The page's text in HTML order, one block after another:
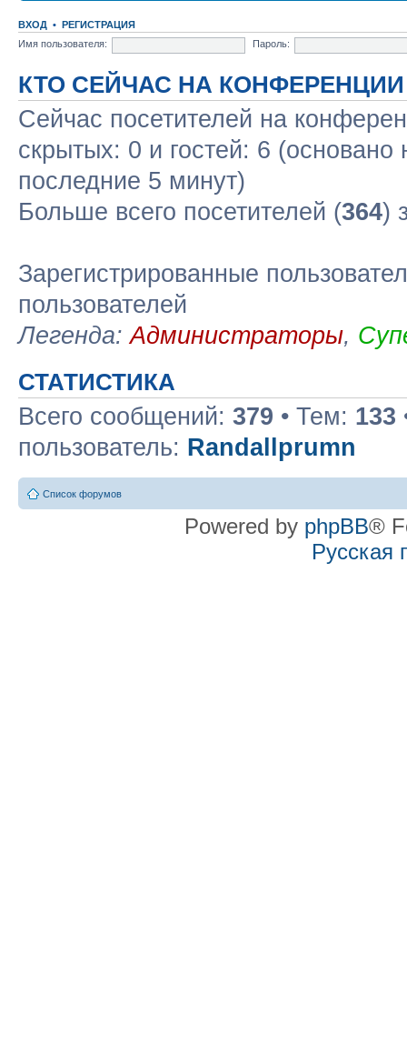
ВХОД • РЕГИСТРАЦИЯ
Имя пользователя:
Пароль:
КТО СЕЙЧАС НА КОНФЕРЕНЦИИ
Сейчас посетителей на
скрытых: 0 и гостей: 6 (основано
последние 5 минут)
Больше всего посетителей (364)
Зарегистрированные
пользователей
Легенда:Администраторы,
СТАТИСТИКА
Всего сообщений: 379 • Тем: 133
пользователь: Randallprumn
Список форумов
Powered by phpBB®
Русская